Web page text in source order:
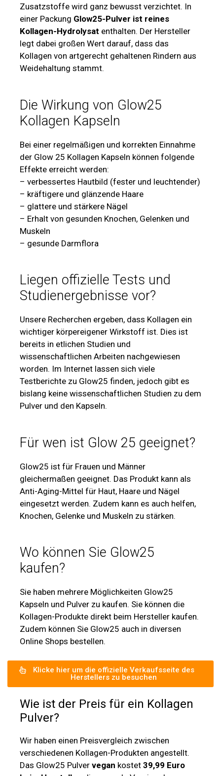
Zusatzstoffe wird ganz bewusst verzichtet. In
einer Packung Glow25-Pulver ist reines
Kollagen-Hydrolysat enthalten. Der Hersteller
legt dabei großen Wert darauf, dass das
Kollagen von artgerecht gehaltenen Rindern aus
Weidehaltung stammt.
Die Wirkung von Glow25
Kollagen Kapseln
Bei einer regelmäßigen und korrekten Einnahme
der Glow 25 Kollagen Kapseln können folgende
Effekte erreicht werden:
– verbessertes Hautbild (fester und leuchtender)
– kräftigere und glänzende Haare
– glattere und stärkere Nägel
– Erhalt von gesunden Knochen, Gelenken und
Muskeln
– gesunde Darmflora
Liegen offizielle Tests und
Studienergebnisse vor?
Unsere Recherchen ergeben, dass Kollagen ein
wichtiger körpereigener Wirkstoff ist. Dies ist
bereits in etlichen Studien und
wissenschaftlichen Arbeiten nachgewiesen
worden. Im Internet lassen sich viele
Testberichte zu Glow25 finden, jedoch gibt es
bislang keine wissenschaftlichen Studien zu dem
Pulver und den Kapseln.
Für wen ist Glow 25 geeignet?
Glow25 ist für Frauen und Männer
gleichermaßen geeignet. Das Produkt kann als
Anti-Aging-Mittel für Haut, Haare und Nägel
eingesetzt werden. Zudem kann es auch helfen,
Knochen, Gelenke und Muskeln zu stärken.
Wo können Sie Glow25
kaufen?
Sie haben mehrere Möglichkeiten Glow25
Kapseln und Pulver zu kaufen. Sie können die
Kollagen-Produkte direkt beim Hersteller kaufen.
Zudem können Sie Glow25 auch in diversen
Online Shops bestellen.
Klicke hier um die offizielle Verkaufsseite des
Herstellers zu besuchen
Wie ist der Preis für ein Kollagen
Pulver?
Wir haben einen Preisvergleich zwischen
verschiedenen Kollagen-Produkten angestellt.
Das Glow25 Pulver vegan kostet 39,99 Euro